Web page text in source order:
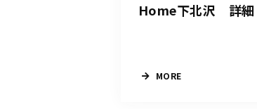
Home下北沢 詳細
MORE